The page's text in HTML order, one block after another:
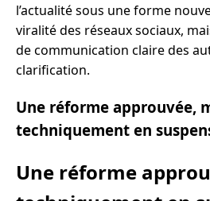
l’actualité sous une forme
viralité des réseaux sociaux,
de communication claire des
clarification.
Une réforme approuvée,
techniquement en
Une réforme